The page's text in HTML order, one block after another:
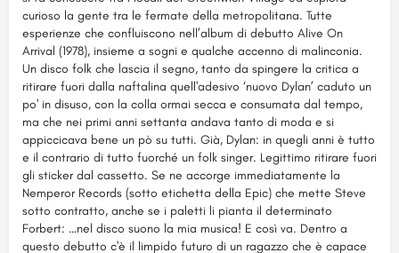
curioso la gente tra le fermate della metropolitana. Tutte
esperienze che confluiscono nell’album di debutto Alive On
Arrival (1978), insieme a sogni e qualche accenno di malinconia.
Un disco folk che lascia il segno, tanto da spingere la critica a
ritirare fuori dalla naftalina quell'adesivo ‘nuovo Dylan’ caduto un
po' in disuso, con la colla ormai secca e consumata dal tempo,
ma che nei primi anni settanta andava tanto di moda e si
appiccicava bene un pò su tutti. Già, Dylan: in quegli anni è tutto
e il contrario di tutto fuorché un folk singer. Legittimo ritirare fuori
gli sticker dal cassetto. Se ne accorge immediatamente la
Nemperor Records (sotto etichetta della Epic) che mette Steve
sotto contratto, anche se i paletti li pianta il determinato
Forbert: …nel disco suono la mia musica! E così va. Dentro a
questo debutto c'è il limpido futuro di un ragazzo che è capace